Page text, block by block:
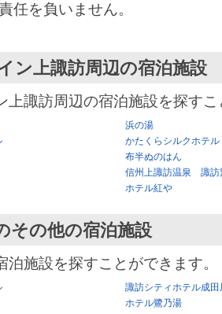
任を負いません。
ン上諏訪周辺の宿泊施設
上諏訪周辺の宿泊施設を探す
浜の湯
かたくらシルクホテル
布半ぬのはん
信州上諏訪温泉 諏
ホテル紅や
その他の宿泊施設
泊施設を探すことができます。
諏訪シティホテル成田
ホテル鷺乃湯